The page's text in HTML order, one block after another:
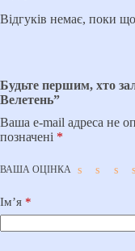
Відгуків немає, поки
Будьте першим, хто
Велетень”
Ваша e-mail адреса не
позначені *
ВАША ОЦІНКА
Ім’я *